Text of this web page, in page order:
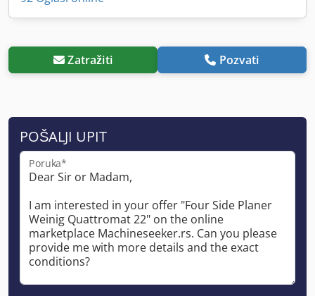
Zatražiti Pozvati
POŠALJI UPIT
Poruka*